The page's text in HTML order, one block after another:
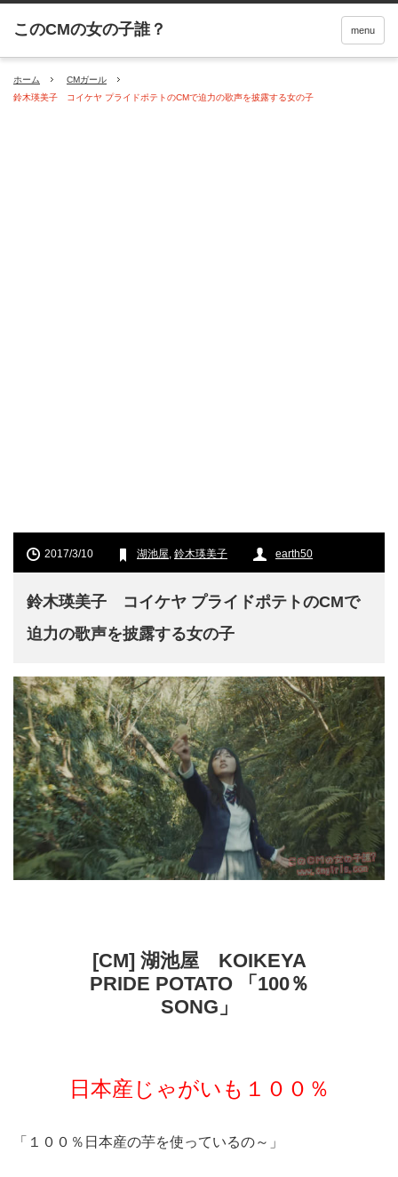
menu
ホーム
CMガール
鈴木瑛美子 コイケヤ プライドポテトのCMで迫力の歌声を披露する女の子
2017/3/10 湖池屋, 鈴木瑛美子 earth50
鈴木瑛美子 コイケヤ プライドポテトのCMで
迫力の歌声を披露する女の子
[CM] 湖池屋 KOIKEYA
PRIDE POTATO 「100％
SONG」
日本産じゃがいも１００％
「１００％日本産の芋を使っているの～」